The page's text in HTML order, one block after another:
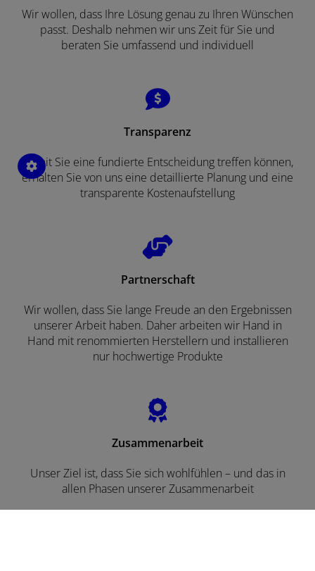
Wir wollen, dass Ihre Lösung genau zu Ihren Wünschen
passt. Deshalb nehmen wir uns Zeit für Sie und
beraten Sie umfassend und individuell
Transparenz
Damit Sie eine fundierte Entscheidung treffen können,
erhalten Sie von uns eine detaillierte Planung und eine
transparente Kostenaufstellung
Partnerschaft
Wir wollen, dass Sie lange Freude an den Ergebnissen
unserer Arbeit haben. Daher arbeiten wir Hand in
Hand mit renommierten Herstellern und installieren
nur hochwertige Produkte
Zusammenarbeit
Unser Ziel ist, dass Sie sich wohlfühlen – und das in
allen Phasen unserer Zusammenarbeit